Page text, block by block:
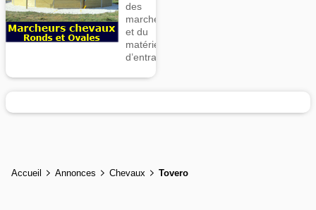
des
marcheurs
et du
matériel
d’entrainement
Accueil Annonces Chevaux Tovero